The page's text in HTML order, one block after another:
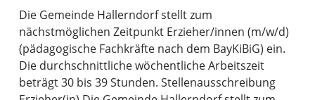
Die Gemeinde Hallerndorf stellt zum
nächstmöglichen Zeitpunkt Erzieher/innen (m/w/d)
(pädagogische Fachkräfte nach dem BayKiBiG) ein.
Die durchschnittliche wöchentliche Arbeitszeit
beträgt 30 bis 39 Stunden. Stellenausschreibung